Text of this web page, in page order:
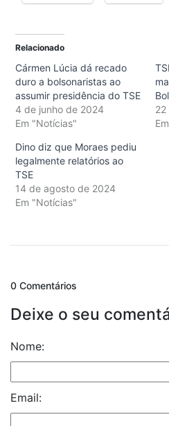
Relacionado
Cármen Lúcia dá recado
duro a bolsonaristas ao
assumir presidência do TSE
4 de junho de 2024
Em "Notícias"
Dino diz que Moraes pediu
legalmente relatórios ao
TSE
14 de agosto de 2024
Em "Notícias"
0 Comentários
Deixe o seu
Nome:
Email: